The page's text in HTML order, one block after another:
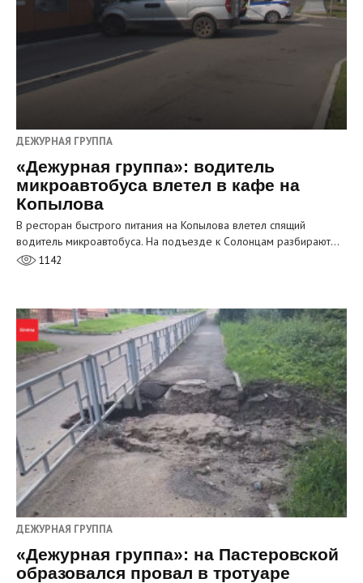
ДЕЖУРНАЯ ГРУППА
«Дежурная группа»: водитель
микроавтобуса влетел в кафе на
Копылова
В ресторан быстрого питания на Копылова влетел спящий
водитель микроавтобуса. На подъезде к Солонцам разбирают…
1142
ДЕЖУРНАЯ ГРУППА
«Дежурная группа»: на Пастеровской
образовался провал в тротуаре